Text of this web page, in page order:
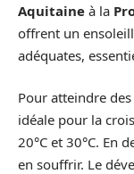
Aquitaine à la
offrent un
adéquates,
Pour atteindre
idéale pour la
20°C et 30°C. En
en souffrir. Le